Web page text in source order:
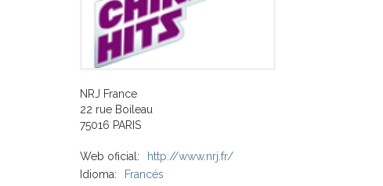
NRJ France
22 rue Boileau
75016 PARIS
Web oficial:
http://www.nrj.fr/
Idioma:
Francés